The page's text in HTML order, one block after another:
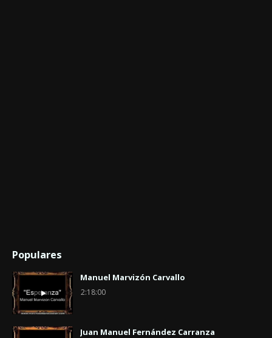
Populares
Manuel Marvizón Carvallo
2:18:00
Juan Manuel Fernández Carranza